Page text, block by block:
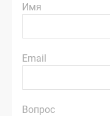
Имя
Email
Вопрос